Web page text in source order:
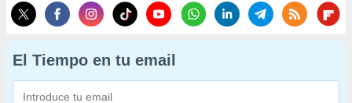
El Tiempo en tu email